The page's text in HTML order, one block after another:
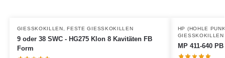
GIESSKOKILLEN ,FESTE GIESSKOKILLEN
9 oder 38 SWC - HG275 Klon 8 Kavitäten FB
Form
HP (HOHLE
GIESSKOKILLEN
MP 411-640